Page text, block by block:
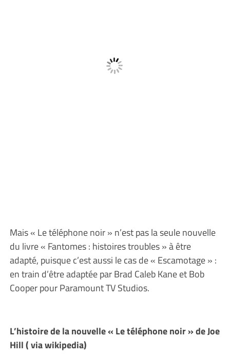
Mais « Le téléphone noir » n’est pas la seule nouvelle
du livre « Fantomes : histoires troubles » à être
adapté, puisque c’est aussi le cas de « Escamotage » :
en train d’être adaptée par Brad Caleb Kane et Bob
Cooper pour Paramount TV Studios.
L’histoire de la nouvelle « Le téléphone noir » de Joe
Hill ( via wikipedia)